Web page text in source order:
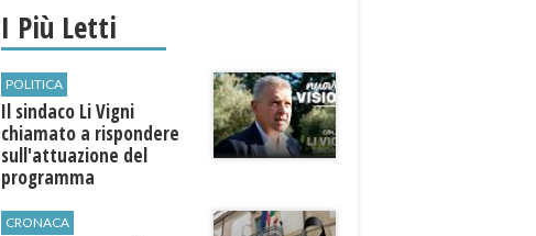
I Più Letti
POLITICA
Il sindaco Li Vigni
chiamato a rispondere
sull'attuazione del
programma
CRONACA